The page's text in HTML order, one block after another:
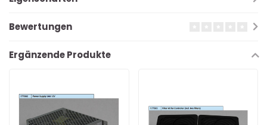
Bewertungen
Ergänzende Produkte